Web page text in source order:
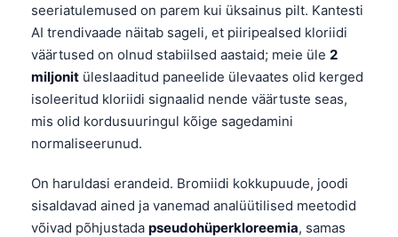
seeriatulemused on parem kui üksainus pilt. Kantesti
AI trendivaade näitab sageli, et piiripealsed kloriidi
väärtused on olnud stabiilsed aastaid; meie üle 2
miljonit üleslaaditud paneelide ülevaates olid kerged
isoleeritud kloriidi signaalid nende väärtuste seas,
mis olid kordusuuringul kõige sagedamini
normaliseerunud.
On haruldasi erandeid. Bromiidi kokkupuude, joodi
sisaldavad ained ja vanemad analüütilised meetodid
võivad põhjustada pseudohüperkloreemia, samas
Русский
한국어
Slovenščina
Magyar
Shqip
বাংলা